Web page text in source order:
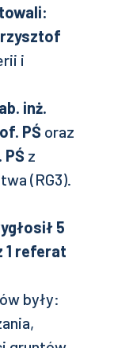
i
inż.
PŚ oraz
z
(RG3).
5
1 referat
były: